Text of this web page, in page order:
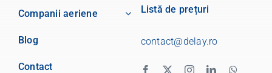
Companii aeriene
Blog
Contact
Listă de prețuri
contact@delay.ro